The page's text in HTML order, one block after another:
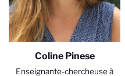
Coline Pinese
Enseignante-chercheuse à